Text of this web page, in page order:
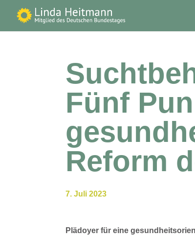
Fünf
Reform
7. Juli 2023
Plädoyer für eine